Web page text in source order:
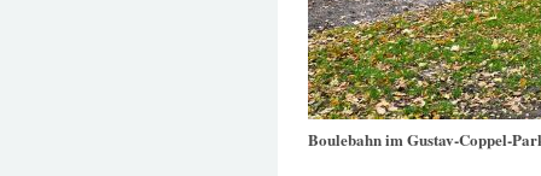
Boulebahn im Gustav-Coppel-